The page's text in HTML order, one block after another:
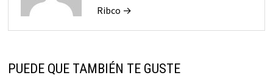
Ribco →
PUEDE QUE TAMBIÉN TE GUSTE